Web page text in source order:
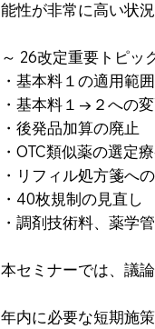
能性が非常に高い状況
～ 26改定重要トピッ
・基本料１の適用範
・基本料１→２への
・後発品加算の廃止
・OTC類似薬の選定
・リフィル処方箋へ
・40枚規制の見直し
・調剤技術料、薬学
本セミナーでは、議
年内に必要な短期施